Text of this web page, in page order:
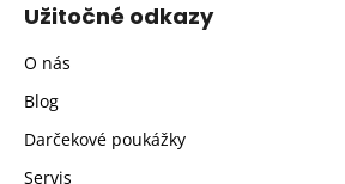
Užitočné odkazy
O nás
Blog
Darčekové poukážky
Servis